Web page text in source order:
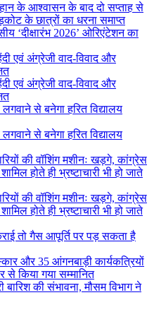
के आश्वासन के बाद दो सप्ताह से
के छात्रों का धरना समाप्त
‘दीक्षारंभ 2026’ ओरिएंटेशन का
एवं अंग्रेजी वाद-विवाद और
एवं अंग्रेजी वाद-विवाद और
से बनेगा हरित विद्यालय
से बनेगा हरित विद्यालय
की वॉशिंग मशीनः खड़गे, कांग्रेस
होते ही भ्रष्टाचारी भी हो जाते
की वॉशिंग मशीनः खड़गे, कांग्रेस
होते ही भ्रष्टाचारी भी हो जाते
तो गैस आपूर्ति पर पड़ सकता है
और 35 आंगनबाड़ी कार्यकत्रियों
से किया गया सम्मानित
बारिश की संभावना, मौसम विभाग ने